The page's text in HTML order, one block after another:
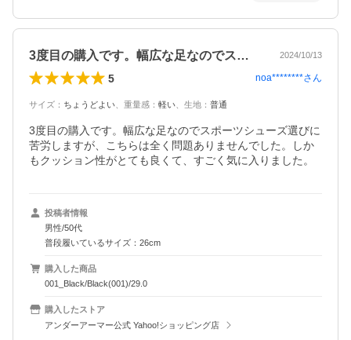
3度目の購入です。幅広な足なのでスポー… 2024/10/13
5 noa********さん
サイズ ： ちょうどよい 重量感 ： 軽い 生地 ： 普通
3度目の購入です。幅広な足なのでスポーツシューズ選びに
苦労しますが、こちらは全く問題ありませんでした。しか
もクッション性がとても良くて、すごく気に入りました。
投稿者情報
男性/50代
普段履いているサイズ：26cm
購入した商品
001_Black/Black(001)/29.0
購入したストア
アンダーアーマー公式 Yahoo!ショッピング店